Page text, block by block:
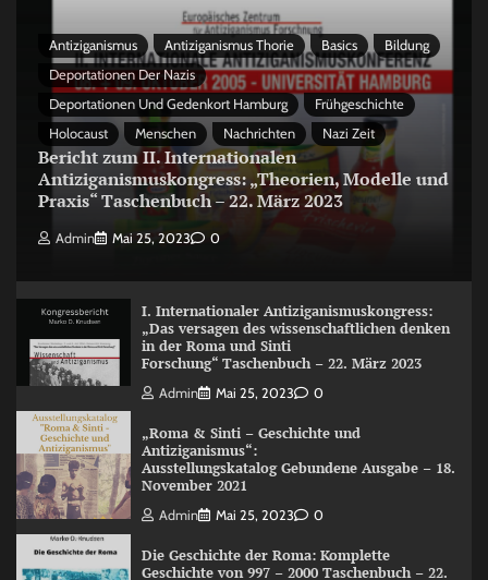
Antiziganismus Antiziganismus Thorie Basics
Bildung
Deportationen Der Nazis
Deportationen Und Gedenkort Hamburg
Frühgeschichte
Holocaust
Menschen Nachrichten Nazi Zeit
Bericht zum II. Internationalen
Antiziganismuskongress: „Theorien, Modelle und
Praxis“ Taschenbuch – 22. März 2023
Admin Mai 25, 2023 0
I. Internationaler Antiziganismuskongress:
„Das versagen des wissenschaftlichen denken
in der Roma und Sinti
Forschung“ Taschenbuch – 22. März 2023
Admin Mai 25, 2023 0
„Roma & Sinti – Geschichte und
Antiziganismus“:
Ausstellungskatalog Gebundene Ausgabe – 18.
November 2021
Admin Mai 25, 2023 0
Die Geschichte der Roma: Komplette
Geschichte von 997 – 2000 Taschenbuch – 22.